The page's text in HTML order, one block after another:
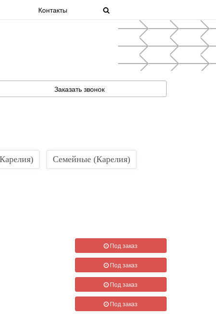
Контакты
Next
Заказать звонок
Семейные (Карелия)
Под заказ
Под заказ
Под заказ
Под заказ